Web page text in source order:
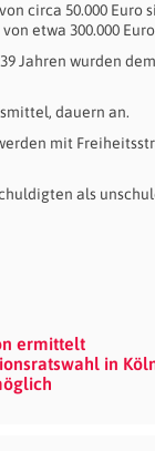
circa 50.000 Euro
etwa 300.000
Jahren wurden
dauern an.
mit
als
ermittelt
in